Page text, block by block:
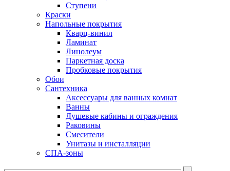
Ступени
Краски
Напольные покрытия
Кварц-винил
Ламинат
Линолеум
Паркетная доска
Пробковые покрытия
Обои
Сантехника
Аксессуары для ванных комнат
Ванны
Душевые кабины и ограждения
Раковины
Смесители
Унитазы и инсталляции
СПА-зоны